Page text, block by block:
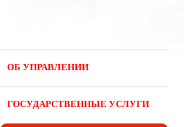
ОБ УПРАВЛЕНИИ
ГОСУДАРСТВЕННЫЕ УСЛУГИ